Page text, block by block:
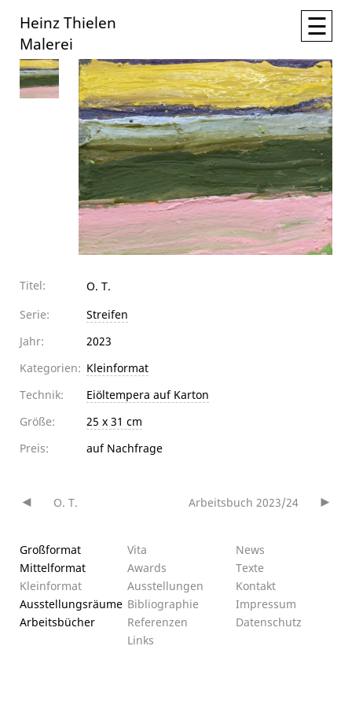
Heinz Thielen
Malerei
☰
Titel:
O. T.
Serie:
Streifen
Jahr:
2023
Kategorien: Kleinformat
Technik:
Eiöltempera auf Karton
Größe:
25 x 31 cm
Preis:
auf Nachfrage
Beitragsnavigation
O. T. Arbeitsbuch 2023/24
Großformat
Mittelformat
Kleinformat
Ausstellungsräume
Arbeitsbücher
Vita
Awards
Ausstellungen
Bibliographie
Referenzen
Links
News
Texte
Kontakt
Impressum
Datenschutz­